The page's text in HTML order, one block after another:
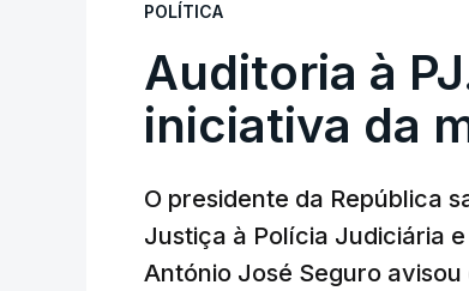
POLÍTICA
Auditoria à
iniciativa da
O presidente da República
Justiça à Polícia Judiciária
António José Seguro